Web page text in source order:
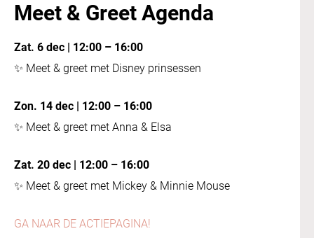
Meet & Greet Agenda
Zat. 6 dec | 12:00 – 16:00
✨ Meet & greet met Disney prinsessen
Zon. 14 dec | 12:00 – 16:00
✨ Meet & greet met Anna & Elsa
Zat. 20 dec | 12:00 – 16:00
✨ Meet & greet met Mickey & Minnie Mouse
GA NAAR DE ACTIEPAGINA!